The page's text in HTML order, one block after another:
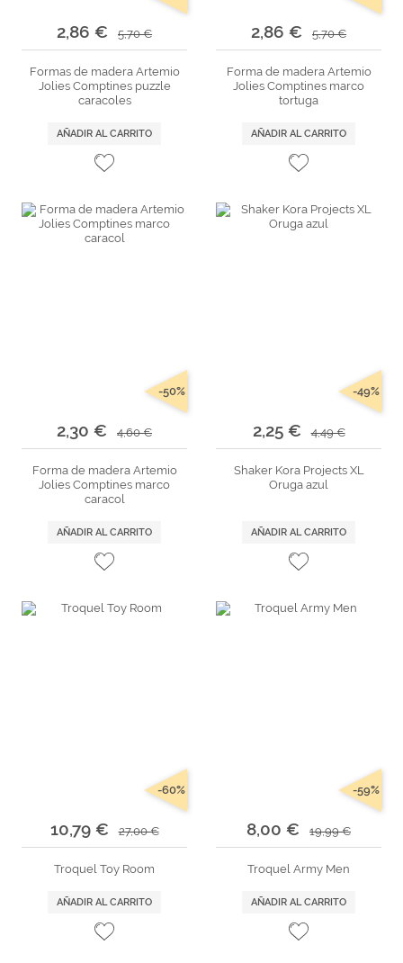
2,86 € 5,70 €
Formas de madera Artemio
Jolies Comptines puzzle
caracoles
AÑADIR AL CARRITO
2,86 € 5,70 €
Forma de madera Artemio
Jolies Comptines marco
tortuga
AÑADIR AL CARRITO
2,30 € 4,60 €
-50%
Forma de madera Artemio
Jolies Comptines marco
caracol
AÑADIR AL CARRITO
2,25 € 4,49 €
-49%
Shaker Kora Projects XL
Oruga azul
AÑADIR AL CARRITO
10,79 € 27,00 €
-60%
Troquel Toy Room
AÑADIR AL CARRITO
8,00 € 19,99 €
-59%
Troquel Army Men
AÑADIR AL CARRITO